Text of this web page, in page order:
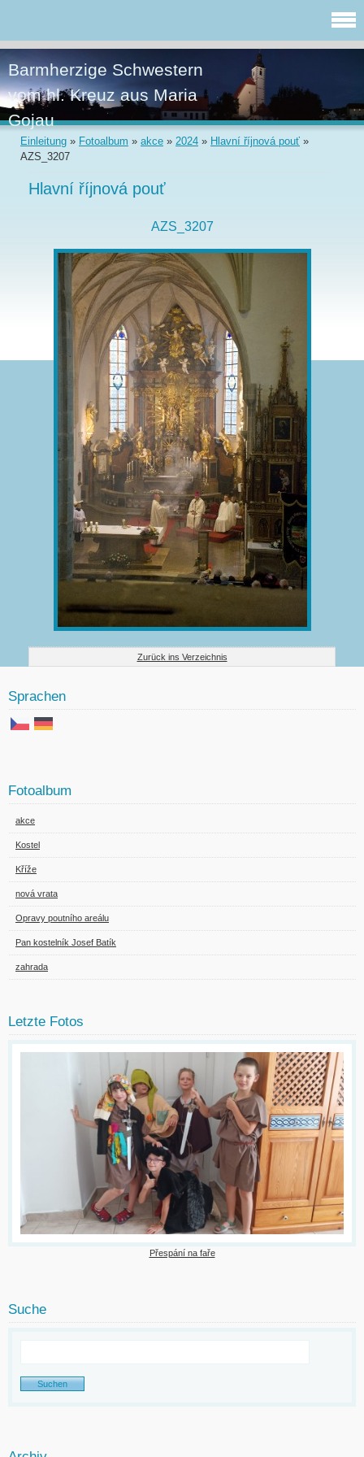
Barmherzige Schwestern
vom hl. Kreuz aus Maria
Gojau
Einleitung » Fotoalbum » akce » 2024 » Hlavní říjnová pouť »
AZS_3207
Hlavní říjnová pouť
AZS_3207
Zurück ins Verzeichnis
Sprachen
Fotoalbum
akce
Kostel
Kříže
nová vrata
Opravy poutního areálu
Pan kostelník Josef Batík
zahrada
Letzte Fotos
Přespání na faře
Suche